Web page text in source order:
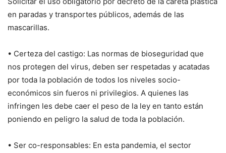
en paradas y transportes públicos, además de las
mascarillas.
• Certeza del castigo: Las normas de bioseguridad que
nos protegen del virus, deben ser respetadas y acatadas
por toda la población de todos los niveles socio-
económicos sin fueros ni privilegios. A quienes las
infringen les debe caer el peso de la ley en tanto están
poniendo en peligro la salud de toda la población.
• Ser co-responsables: En esta pandemia, el sector